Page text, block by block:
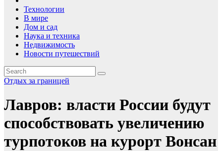
Технологии
В мире
Дом и сад
Наука и техника
Недвижимость
Новости путешествий
Отдых за границей
Лавров: власти России будут
способствовать увеличению
турпотоков на курорт Вонсан